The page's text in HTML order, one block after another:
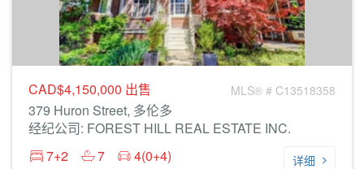
CAD$4,150,000 出售 MLS® # C13518358
379 Huron Street, 多伦多
经纪公司: FOREST HILL REAL ESTATE INC.
7+2
7 4(0+4) 详细